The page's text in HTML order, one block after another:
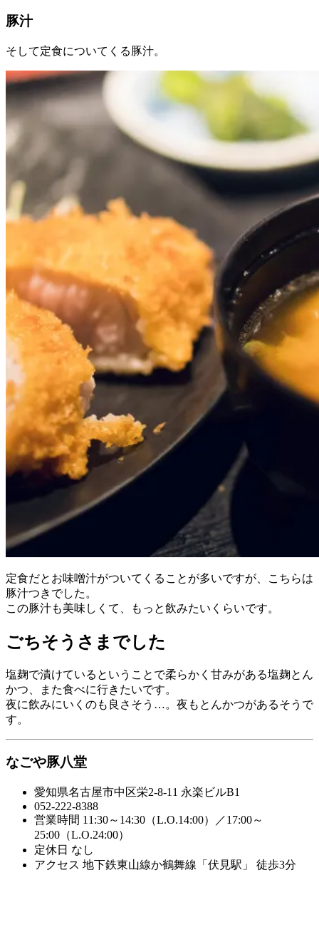
豚汁
そして定食についてくる豚汁。
定食だとお味噌汁がついてくることが多いですが、こちらは
豚汁つきでした。
この豚汁も美味しくて、もっと飲みたいくらいです。
ごちそうさまでした
塩麹で漬けているということで柔らかく甘みがある塩麹とん
かつ、また食べに行きたいです。
夜に飲みにいくのも良さそう…。夜もとんかつがあるそうで
す。
なごや豚八堂
愛知県名古屋市中区栄2-8-11 永楽ビルB1
052-222-8388
営業時間 11:30～14:30（L.O.14:00）／17:00～
25:00（L.O.24:00）
定休日 なし
アクセス 地下鉄東山線か鶴舞線「伏見駅」 徒歩3分